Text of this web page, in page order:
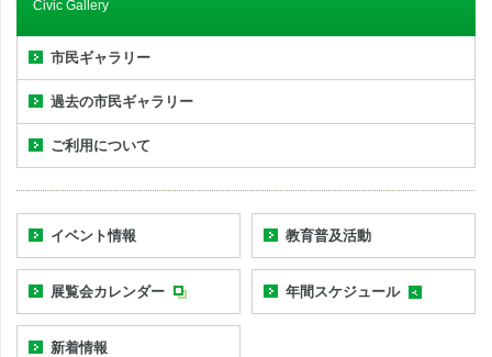
Civic Gallery
市民ギャラリー
過去の市民ギャラリー
ご利用について
イベント情報 教育普及活動
展覧会カレンダー 年間スケジュール
新着情報